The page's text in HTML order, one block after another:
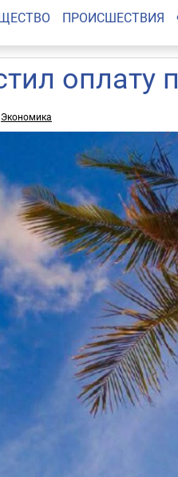
ПРОИСШЕСТВИЯ
оплату
Экономика